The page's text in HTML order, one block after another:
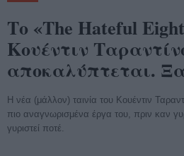
Το «The Hateful
Κουέντιν
αποκαλύπτεται.
Η νέα (μάλλον) ταινία του Κουέντιν
πιο αναγνωρισμένα έργα του, πριν καν
γυριστεί ποτέ.